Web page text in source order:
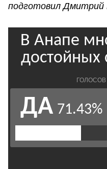
подготовил Дмитрий